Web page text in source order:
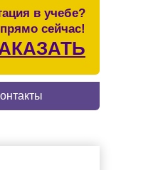
в учебе?
сейчас!